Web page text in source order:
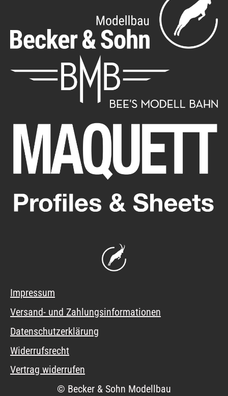
Impressum
Versand- und Zahlungsinformationen
Datenschutzerklärung
Widerrufsrecht
Vertrag widerrufen
© Becker & Sohn Modellbau